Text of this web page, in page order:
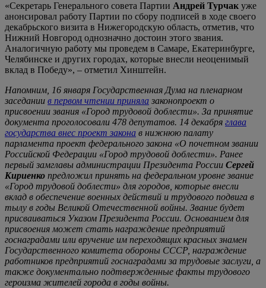
«Секретарь Генерального совета Партии Андрей Турчак уже
анонсировал работу Партии по сбору подписей в ходе своего
декабрьского визита в Нижегородскую область, отметив, что
Нижний Новгород однозначно достоин этого звания.
Аналогичную работу мы проведем в Самаре, Екатеринбурге,
Челябинске и других городах, которые внесли неоценимый
вклад в Победу», – отметил Хинштейн.
Напомним, 16 января Государственная Дума на пленарном
заседании в первом чтении приняла законопроект о
присвоении звания «Город трудовой доблести». За принятие
документа проголосовали 478 депутатов. 14 декабря глава
государства внес проект закона в нижнюю палату
парламента проект федерального закона «О почетном звании
Российской Федерации «Город трудовой доблести». Ранее
первый замглавы администрации Президента России Сергей
Кириенко предложил принять нa федеральном уровне звание
«Город трудовой доблести» для городов, которые внесли
вклад в обеспечение военных действий и трудового подвига в
тылу в годы Великой Отечественной войны. Звание будет
присваиваться Указом Президента России. Основанием для
присвоения может стать награждение предприятий
госнаградами или вручение им переходящих красных знамен
Государственного комитета обороны СССР, награждение
работников предприятий госнаградами за трудовые заслуги, а
также документально подтвержденные факты трудового
героизма жителей города в годы войны.